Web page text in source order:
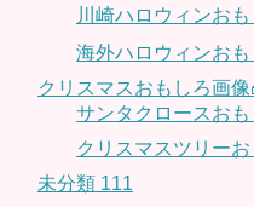
川崎ハロウィンおも
海外ハロウィンおも
クリスマスおもしろ画像
サンタクロースお
クリスマスツリー
未分類 111